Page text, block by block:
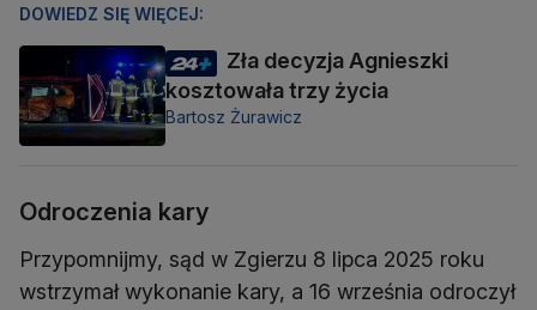
DOWIEDZ SIĘ WIĘCEJ:
Zła decyzja Agnieszki
kosztowała trzy życia
Bartosz Żurawicz
Odroczenia kary
Przypomnijmy, sąd w Zgierzu 8 lipca 2025 roku
wstrzymał wykonanie kary, a 16 września odroczył